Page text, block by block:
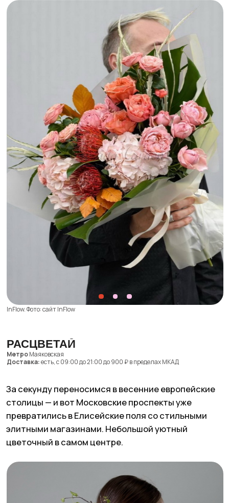
Расцветай. Фото: сайт Расцветай
Букет цветов — часто приятное дополнение,
однако нам кажется, что цветы из Rossá могут
легко стать самостоятельным подарком. Кстати,
для любого букета в магазине можно сделать
персонализированную упаковку с фотографией
на машине бизнес-класса.
Сретенский бульвар
есть, в любое удобное время